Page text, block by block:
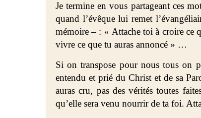
Je termine en vous partageant ces
quand l’évêque lui remet
mémoire – : « Attache toi à croire ce
vivre ce que tu auras annoncé » …
Si on transpose pour nous tous on
entendu et prié du Christ et de sa
auras cru, pas des vérités toutes
qu’elle sera venu nourrir de ta foi.